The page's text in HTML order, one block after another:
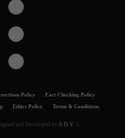
Fact Checking Policy
Policy
Terms & Conditions
Ethics Policy
© Copyright 2025. Designed and Developed by
A D Y